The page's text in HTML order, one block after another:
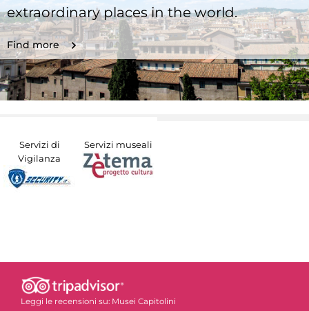
extraordinary places in the world.
Find more
Servizi di
Vigilanza
Servizi museali
Leggi le recensioni su: Musei Capitolini